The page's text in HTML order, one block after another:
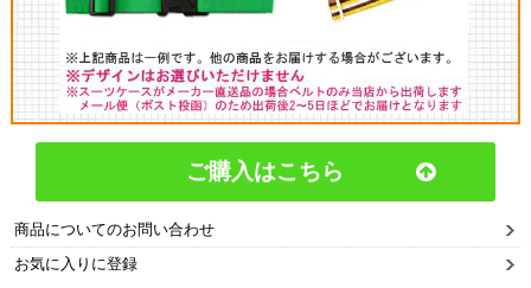
ご購入はこちら
商品についてのお問い合わせ
お気に入りに登録